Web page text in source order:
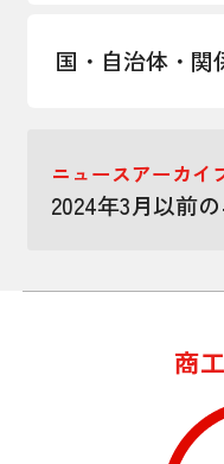
国・自治体・関
ニュースアーカイ
2024年3月以前
商